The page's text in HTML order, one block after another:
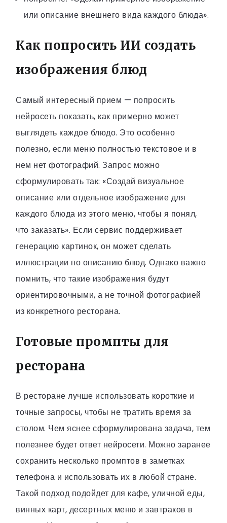
или описание внешнего вида каждого блюда».
Как попросить ИИ создать
изображения блюд
Самый интересный прием — попросить
нейросеть показать, как примерно может
выглядеть каждое блюдо. Это особенно
полезно, если меню полностью текстовое и в
нем нет фотографий. Запрос можно
сформулировать так: «Создай визуальное
описание или отдельное изображение для
каждого блюда из этого меню, чтобы я понял,
что заказать». Если сервис поддерживает
генерацию картинок, он может сделать
иллюстрации по описанию блюд. Однако важно
помнить, что такие изображения будут
ориентировочными, а не точной фотографией
из конкретного ресторана.
Готовые промпты для
ресторана
В ресторане лучше использовать короткие и
точные запросы, чтобы не тратить время за
столом. Чем яснее сформулирована задача, тем
полезнее будет ответ нейросети. Можно заранее
сохранить несколько промптов в заметках
телефона и использовать их в любой стране.
Такой подход подойдет для кафе, уличной еды,
винных карт, десертных меню и завтраков в